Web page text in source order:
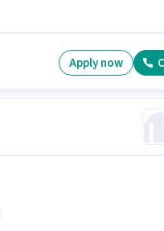
Apply now